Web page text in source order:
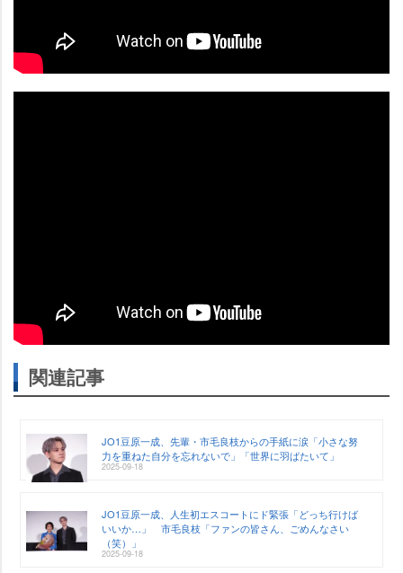
関連記事
JO1豆原一成、先輩・市毛良枝からの手紙に涙「小さな努
力を重ねた自分を忘れないで」「世界に羽ばたいて」
2025-09-18
JO1豆原一成、人生初エスコートにド緊張「どっち行けば
いいか…」 市毛良枝「ファンの皆さん、ごめんなさい
（笑）」
2025-09-18